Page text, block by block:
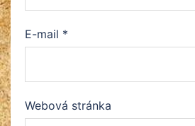
E-mail *
Webová stránka